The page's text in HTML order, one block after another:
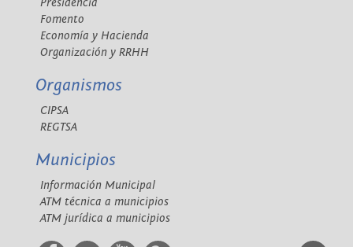
Fomento
Economía y Hacienda
Organización y RRHH
Organismos
CIPSA
REGTSA
Municipios
Información Municipal
ATM técnica a municipios
ATM jurídica a municipios